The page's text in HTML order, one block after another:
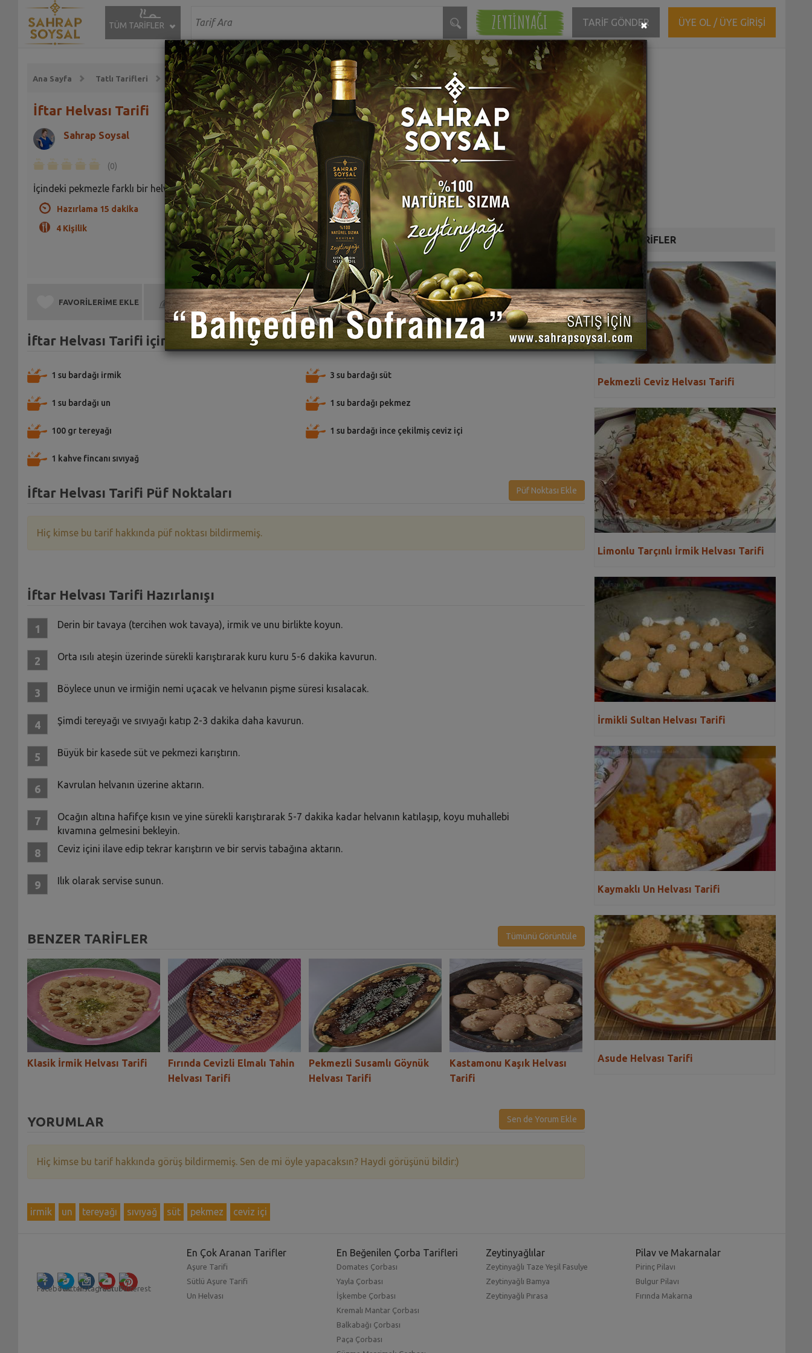
TÜM TARİFLER ZEYTİNYAĞI TARİF GÖNDER ÜYE OL / ÜYE GİRİŞİ
Ana Sayfa Tatlı Tarifleri Helva Tarifleri
İftar Helvası Tarifi
Sahrap Soysal
(0)
İçindeki pekmezle farklı bir helva
Hazırlama 15 dakika
4 Kişilik
FAVORİLERİME EKLE BEN DE YAPTIM TARİFE PUAN VER TARİFİ PAYLAŞ TARİFİ YAZDIR
İftar Helvası Tarifi için Malzemeler
1 su bardağı irmik
1 su bardağı un
100 gr tereyağı
1 kahve fincanı sıvıyağ
3 su bardağı süt
1 su bardağı pekmez
1 su bardağı ince çekilmiş ceviz içi
İftar Helvası Tarifi Püf Noktaları Püf Noktası Ekle
Hiç kimse bu tarif hakkında püf noktası bildirmemiş.
İftar Helvası Tarifi Hazırlanışı
Derin bir tavaya (tercihen wok tavaya), irmik ve unu birlikte koyun.
Orta ısılı ateşin üzerinde sürekli karıştırarak kuru kuru 5-6 dakika kavurun.
Böylece unun ve irmiğin nemi uçacak ve helvanın pişme süresi kısalacak.
Şimdi tereyağı ve sıvıyağı katıp 2-3 dakika daha kavurun.
Büyük bir kasede süt ve pekmezi karıştırın.
Kavrulan helvanın üzerine aktarın.
Ocağın altına hafifçe kısın ve yine sürekli karıştırarak 5-7 dakika kadar helvanın katılaşıp, koyu muhallebi
kıvamına gelmesini bekleyin.
Ceviz içini ilave edip tekrar karıştırın ve bir servis tabağına aktarın.
Ilık olarak servise sunun.
BENZER TARİFLER Tümünü Görüntüle
Klasik İrmik Helvası Tarifi
Fırında Cevizli Elmalı Tahin
Helvası Tarifi
Pekmezli Susamlı Göynük
Helvası Tarifi
Kastamonu Kaşık Helvası
Tarifi
Elazığ'ın Vişne Helvası Tarifi
YORUMLAR Sen de Yorum Ekle
Hiç kimse bu tarif hakkında görüş bildirmemiş. Sen de mi öyle yapacaksın? Haydi görüşünü bildir:)
irmik un tereyağı sıvıyağ süt pekmez ceviz içi
DİĞER TARİFLER
Pekmezli Ceviz Helvası Tarifi
Limonlu Tarçınlı İrmik Helvası Tarifi
İrmikli Sultan Helvası Tarifi
Kaymaklı Un Helvası Tarifi
Asude Helvası Tarifi
En Çok Aranan Tarifler
Aşure Tarifi
Sütlü Aşure Tarifi
Un Helvası
En Beğenilen Çorba Tarifleri
Domates Çorbası
Yayla Çorbası
İşkembe Çorbası
Kremalı Mantar Çorbası
Balkabağı Çorbası
Paça Çorbası
Zeytinyağlılar
Zeytinyağlı Taze Yeşil Fasulye
Zeytinyağlı Bamya
Zeytinyağlı Pırasa
Pilav ve Makarnalar
Pirinç Pilavı
Bulgur Pilavı
Fırında Makarna
×Close